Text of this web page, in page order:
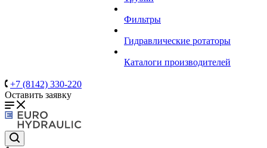
Фильтры
Гидравлические ротаторы
Каталоги производителей
+7 (8142) 330-220
Оставить заявку